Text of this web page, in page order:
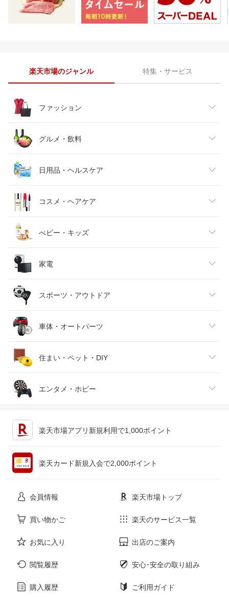
楽天市場のジャンル 特集・サービス
ファッション
レディースファッション
メンズファッション
キッズファッション
ベビーファッション
インナー・下着・ナイトウェア
バッグ・小物・ブランド雑貨
靴
腕時計
ジュエリー・アクセサリー
グルメ・飲料
食品
スイーツ・お菓子
水・ソフトドリンク
ビール・洋酒
ワイン
日本酒・焼酎
日用品・ヘルスケア
日用品雑貨・文房具・手芸
ダイエット・健康
医薬品・コンタクト・介護
コスメ・ヘアケア
美容・コスメ・香水
べビー・キッズ
キッズ・ベビー・マタニティ
おもちゃ
家電
家電
TV・オーディオ・カメラ
スマートフォン・タブレット
パソコン・周辺機器
スポーツ・アウトドア
スポーツ・アウトドア
ゴルフ
車体・オートパーツ
車用品・バイク用品
車・バイク
住まい・ペット・DIY
インテリア・寝具・収納
エンタメ・ホビー
本・雑誌・コミック
楽天市場アプリ新規利用で1,000ポイント
楽天カード新規入会で2,000ポイント
会員情報 楽天市場トップ
買い物かご 楽天のサービス一覧
お気に入り 出店のご案内
閲覧履歴 安心･安全の取り組み
購入履歴 ご利用ガイド